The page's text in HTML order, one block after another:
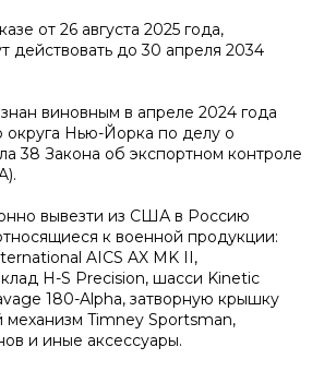
от 26 августа 2025 года,
действовать до 30 апреля 2034
виновным в апреле 2024 года
округа Нью-Йорка по делу о
38 Закона об экспортном контроле
вывезти из США в Россию
к военной продукции:
AICS AX MK II,
H-S Precision, шасси Kinetic
180-Alpha, затворную крышку
механизм Timney Sportsman,
и иные аксессуары.